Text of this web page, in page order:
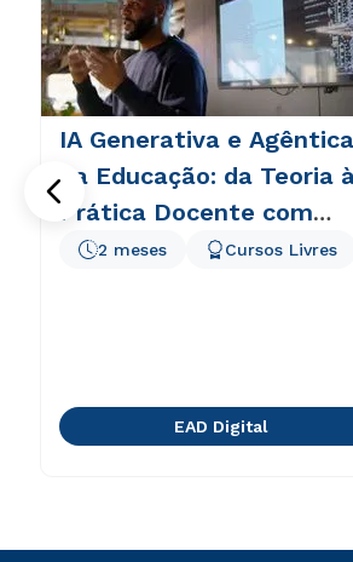
IA Generativa e Agêntica
na Educação: da Teoria
Prática Docente com
TPACK e BNCC
2 meses Cursos Livres
EAD Digital